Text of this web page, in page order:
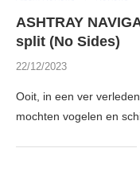
ASHTRAY
split (No Sides)
22/12/2023
Ooit, in een ver
mochten vogelen en